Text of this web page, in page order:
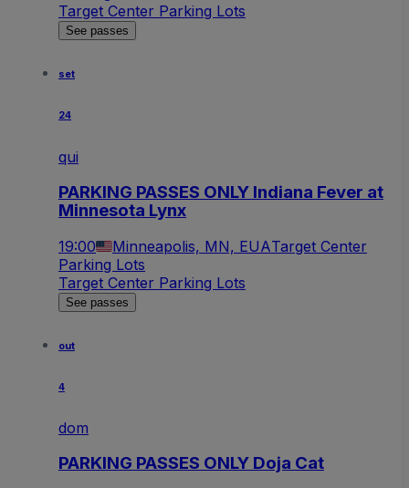
Target Center Parking Lots
See passes
set
24
qui
PARKING PASSES ONLY Indiana Fever at
Minnesota Lynx
19:00 Minneapolis, MN, EUATarget Center
Parking Lots
Target Center Parking Lots
See passes
out
4
dom
PARKING PASSES ONLY Doja Cat